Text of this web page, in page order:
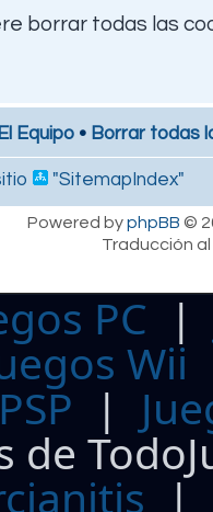
borrar todas las
El Equipo • Borrar todas
"SitemapIndex"
Powered byphpBB ©
Traducción
PC
Wii
PSP |
de
|